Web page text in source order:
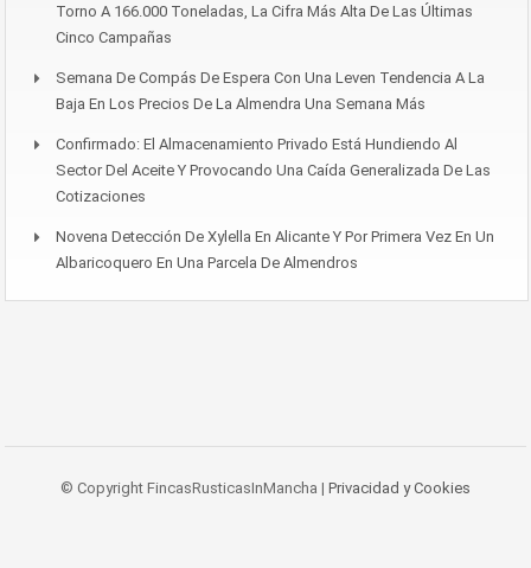
Torno A 166.000 Toneladas, La Cifra Más Alta De Las Últimas
Cinco Campañas
Semana De Compás De Espera Con Una Leven Tendencia A La
Baja En Los Precios De La Almendra Una Semana Más
Confirmado: El Almacenamiento Privado Está Hundiendo Al
Sector Del Aceite Y Provocando Una Caída Generalizada De Las
Cotizaciones
Novena Detección De Xylella En Alicante Y Por Primera Vez En Un
Albaricoquero En Una Parcela De Almendros
© Copyright FincasRusticasInMancha | Privacidad y Cookies